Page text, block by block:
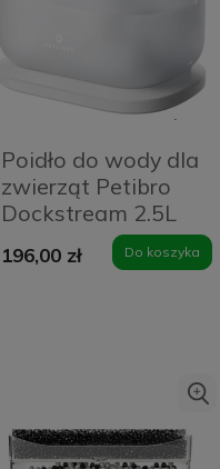
Poidło do wody dla
zwierząt Petibro
Dockstream 2.5L
Białe - White
196,00 zł Do koszyka